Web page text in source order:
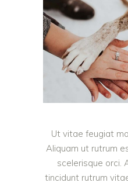
Ut vitae feugiat
Aliquam ut rutrum
scelerisque orci.
tincidunt rutrum